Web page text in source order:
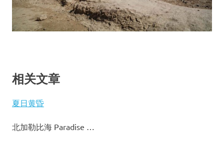
相关文章
夏日黄昏
北加勒比海 Paradise …